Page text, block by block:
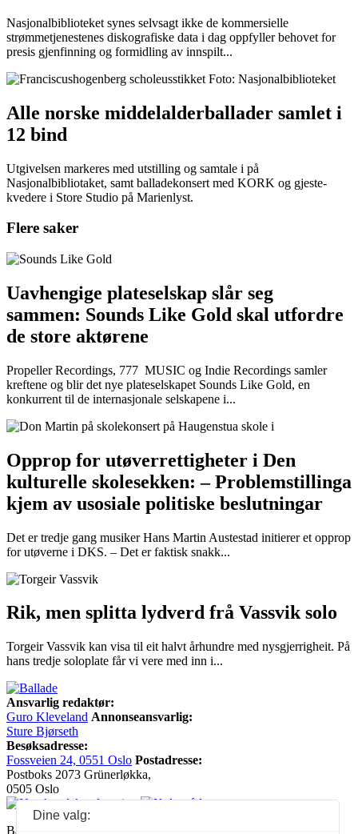
Nasjonalbiblioteket synes selvsagt ikke de kommersielle
strømmetjenestenes diskografiske data i dag oppfyller behovet for
presis gjenfinning og formidling av innspilt...
Alle norske middelalderballader samlet i
12 bind
Utgivelsen markeres med utstilling og samtale i på
Nasjonalbibliotaket, samt balladekonsert med KORK og gjeste-
kvedere i Store Studio på Marienlyst.
Flere saker
Uavhengige plateselskap slår seg
sammen: Sounds Like Gold skal utfordre
de store aktørene
Propeller Recordings, 777 MUSIC og Indie Recordings samler
kreftene og blir det nye plateselskapet Sounds Like Gold, en
konkurrent til de internasjonale selskapene i...
Opprop for utøverrettigheter i Den
kulturelle skolesekken: – Problemstillinga
kjem av usosiale politiske beslutningar
Det er tredje gang musiker Hans Martin Austestad initierer et opprop
for utøverne i DKS. – Det er faktisk snakk...
Rik, men splitta lydverd frå Vassvik solo
Torgeir Vassvik kan visa til eit halvt århundre med nysgjerrigheit. På
hans tredje soloplate får vi vere med inn i...
Ansvarlig redaktør:
Guro Kleveland Annonseansvarlig:
Sture Bjørseth
Besøksadresse:
Fossveien 24, 0551 Oslo Postadresse:
Postboks 2073 Grünerløkka,
0505 Oslo
Ballade mottar tilskudd fra Norsk kulturråd, i tillegg til økonomisk
Dine valg: